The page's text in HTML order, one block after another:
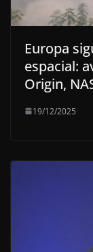
Europa
espacial:
Origin,
19/12/2025